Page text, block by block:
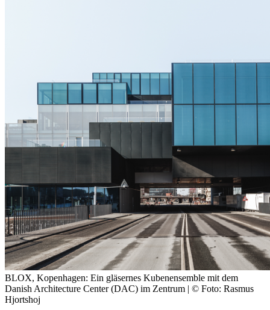
BLOX, Kopenhagen: Ein gläsernes Kubenensemble mit dem
Danish Architecture Center (DAC) im Zentrum | © Foto: Rasmus
Hjortshoj